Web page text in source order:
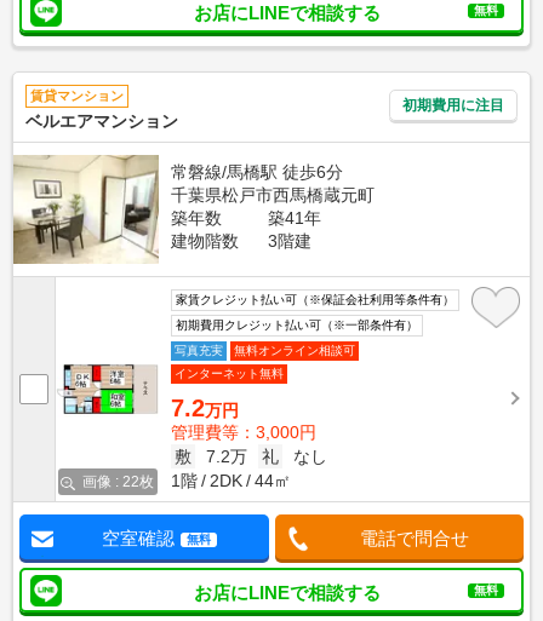
お店にLINEで相談する 無料
賃貸マンション
ベルエアマンション
初期費用に注目
常磐線/馬橋駅 徒歩6分
千葉県松戸市西馬橋蔵元町
築年数
築41年
建物階数
3階建
画像 : 22枚
家賃クレジット払い可（※保証会社利用等条件有）
初期費用クレジット払い可（※一部条件有）
写真充実
無料オンライン相談可
インターネット無料
7.2万円
管理費等：3,000円
敷
7.2万 礼
なし
1階
2DK 44㎡
空室確認 無料 電話で問合せ
お店にLINEで相談する 無料